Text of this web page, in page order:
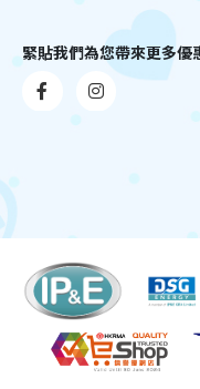
緊貼我們為您帶來更多優